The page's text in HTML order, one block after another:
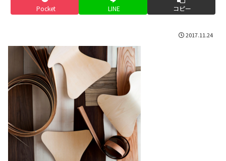
Pocket LINE コピー
2017.11.24